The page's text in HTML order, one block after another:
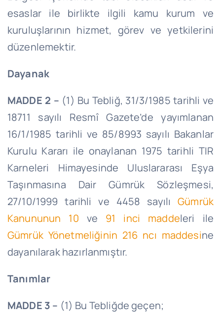
esaslar ile birlikte ilgili kamu kurum ve
kuruluşlarının hizmet, görev ve yetkilerini
düzenlemektir.
Dayanak
MADDE 2 – (1) Bu Tebliğ, 31/3/1985 tarihli ve
18711 sayılı Resmî Gazete’de yayımlanan
16/1/1985 tarihli ve 85/8993 sayılı Bakanlar
Kurulu Kararı ile onaylanan 1975 tarihli TIR
Karneleri Himayesinde Uluslararası Eşya
Taşınmasına Dair Gümrük Sözleşmesi,
27/10/1999 tarihli ve 4458 sayılıGümrük
Kanununun 10 ve 91 inci maddeleri ile
Gümrük Yönetmeliğinin 216 ncı maddesine
dayanılarak hazırlanmıştır.
Tanımlar
MADDE 3 – (1) Bu Tebliğde geçen;